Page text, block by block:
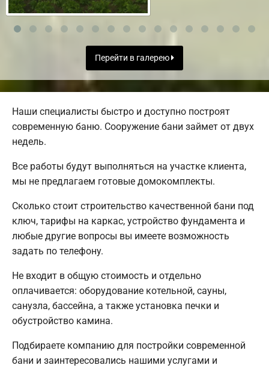
Перейти в галерею
Наши специалисты быстро и доступно построят
современную баню. Сооружение бани займет от двух
недель.
Все работы будут выполняться на участке клиента,
мы не предлагаем готовые домокомплекты.
Сколько стоит строительство качественной бани под
ключ, тарифы на каркас, устройство фундамента и
любые другие вопросы вы имеете возможность
задать по телефону.
Не входит в общую стоимость и отдельно
оплачивается: оборудование котельной, сауны,
санузла, бассейна, а также установка печки и
обустройство камина.
Подбираете компанию для постройки современной
бани и заинтересовались нашими услугами и